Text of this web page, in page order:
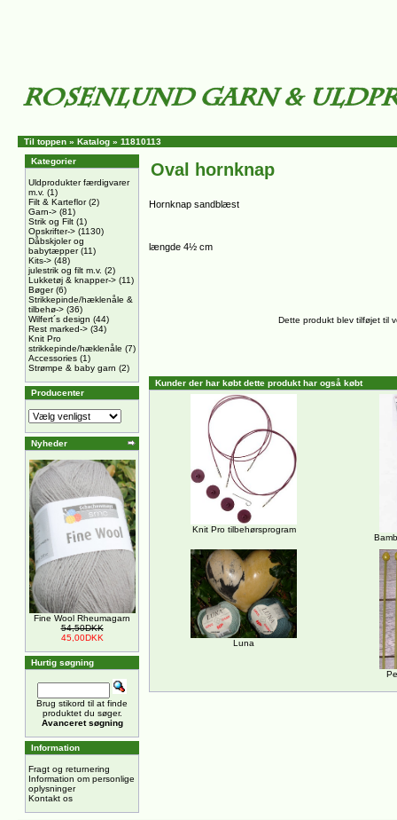
Til toppen » Katalog » 11810113
Kategorier
Uldprodukter færdigvarer
m.v. (1)
Filt & Karteflor(2)
Garn-> (81)
Strik og Filt (1)
Opskrifter-> (1130)
Dåbskjoler og
babytæpper(11)
Kits-> (48)
julestrik og filt m.v. (2)
Lukketøj & knapper-> (11)
Bøger(6)
Strikkepinde/hæklenåle &
tilbehø-> (36)
Wilfert´s design (44)
Rest marked-> (34)
Knit Pro
strikkepinde/hæklenåle (7)
Accessories (1)
Strømpe & baby garn (2)
Producenter
Nyheder
Fine Wool Rheumagarn
54,50DKK
45,00DKK
Hurtig søgning
Brug stikord til at finde
produktet du søger.
Avanceret søgning
Information
Fragt og returnering
Information om personlige
oplysninger
Kontakt os
Oval hornknap
Hornknap sandblæst
længde 4½ cm
Dette produkt blev tilføjet til
Kunder der har købt dette produkt har også købt
Knit Pro tilbehørsprogram
Luna